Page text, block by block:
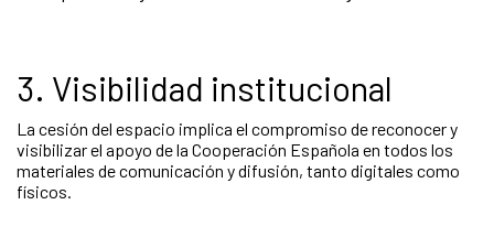
3. Visibilidad institucional
La cesión del espacio implica el compromiso de reconocer y
visibilizar el apoyo de la Cooperación Española en todos los
materiales de comunicación y difusión, tanto digitales como
físicos.